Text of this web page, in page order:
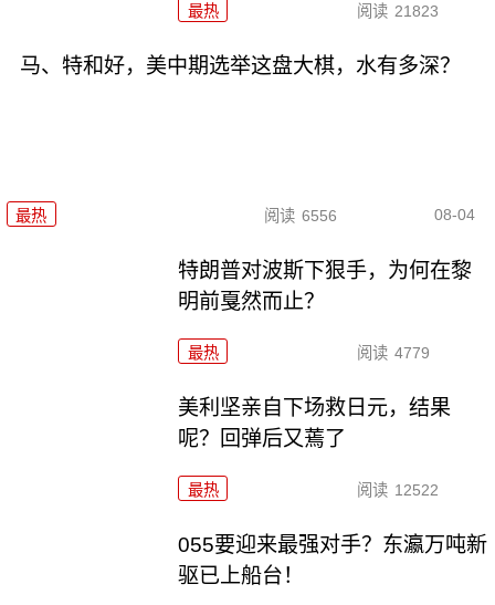
最热 阅读 21823
马、特和好，美中期选举这盘大棋，水有多深？
最热 阅读 6556 08-04
特朗普对波斯下狠手，为何在黎
明前戛然而止？
最热 阅读 4779
美利坚亲自下场救日元，结果
呢？回弹后又蔫了
最热 阅读 12522
055要迎来最强对手？东瀛万吨新
驱已上船台！